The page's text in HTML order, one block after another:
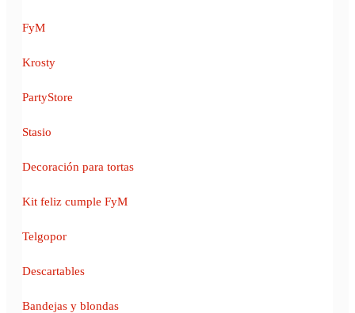
FyM
Krosty
PartyStore
Stasio
Decoración para tortas
Kit feliz cumple FyM
Telgopor
Descartables
Bandejas y blondas